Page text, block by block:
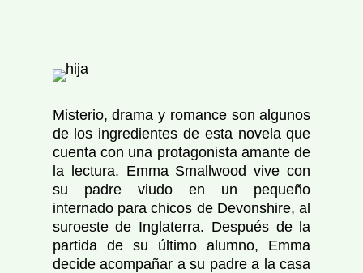
Misterio, drama y romance son algunos
de los ingredientes de esta novela que
cuenta con una protagonista amante de
la lectura. Emma Smallwood vive con
su padre viudo en un pequeño
internado para chicos de Devonshire, al
suroeste de Inglaterra. Después de la
partida de su último alumno, Emma
decide acompañar a su padre a la casa